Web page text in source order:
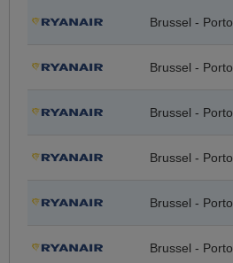
Brussel - Porto
Brussel - Porto
Brussel - Porto
Brussel - Porto
Brussel - Porto
Brussel - Porto